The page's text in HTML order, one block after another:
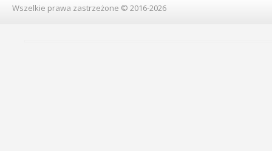
Wszelkie prawa zastrzeżone © 2016-2026